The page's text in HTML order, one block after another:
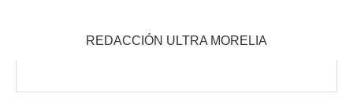
REDACCIÓN ULTRA MORELIA